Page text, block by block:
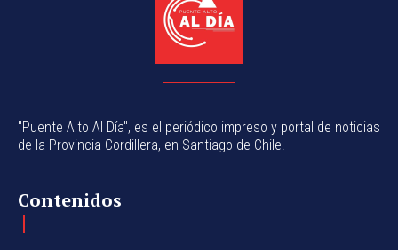
"Puente Alto Al Día", es el periódico impreso y portal de noticias
de la Provincia Cordillera, en Santiago de Chile.
Contenidos